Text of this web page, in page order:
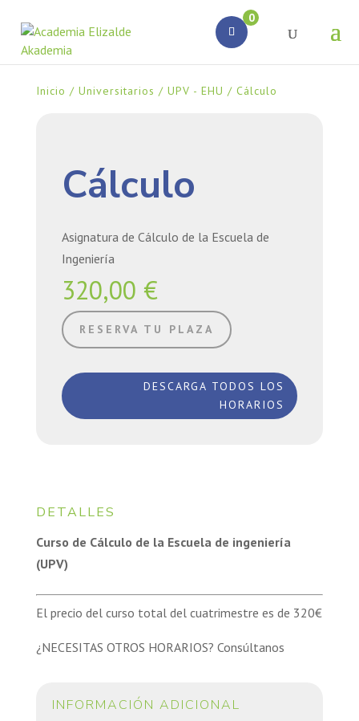
0
productos
Inicio / Universitarios / UPV - EHU / Cálculo
Cálculo
Asignatura de Cálculo de la Escuela de
Ingeniería
320,00 €
RESERVA TU PLAZA
DESCARGA TODOS LOS
HORARIOS
DETALLES
Curso de Cálculo de la Escuela de ingeniería
(UPV)
El precio del curso total del cuatrimestre es de 320€
¿NECESITAS OTROS HORARIOS? Consúltanos
INFORMACIÓN ADICIONAL